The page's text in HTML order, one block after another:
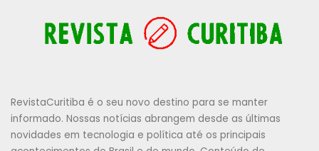
RevistaCuritiba é o seu novo destino para se manter
informado. Nossas notícias abrangem desde as últimas
novidades em tecnologia e política até os principais